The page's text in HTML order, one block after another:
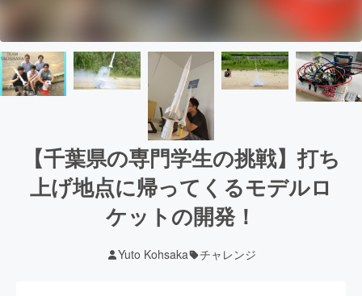
【千葉県の専門学生の挑戦】打ち
上げ地点に帰ってくるモデルロ
ケットの開発！
Yuto Kohsaka チャレンジ